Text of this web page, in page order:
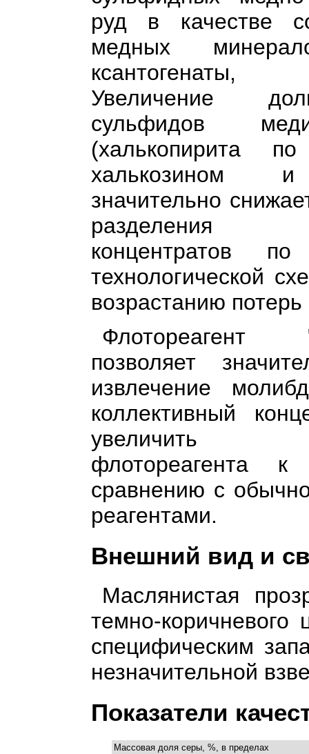
руд в качестве
медных
ксантогенаты,
Увеличение
сульфидов
(халькопирита
халькозином и
значительно
разделения
концентратов по
технологической
возрастанию
Флотореагент
позволяет
извлечение
коллективный
увеличить
флотореагента
сравнению с
реагентами.
Внешний вид и
Маслянистая
темно-
специфическим
незначительной
Показатели
Массовая доля серы, %, в пределах